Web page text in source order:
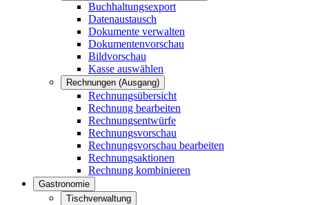
Buchhaltungsexport
Datenaustausch
Dokumente verwalten
Dokumentenvorschau
Bildvorschau
Kasse auswählen
Rechnungen (Ausgang)
Rechnungsübersicht
Rechnung bearbeiten
Rechnungsentwürfe
Rechnungsvorschau
Rechnungsvorschau bearbeiten
Rechnungsaktionen
Rechnung kombinieren
Gastronomie
Tischverwaltung